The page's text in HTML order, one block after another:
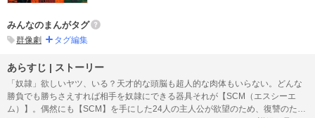
みんなのまんがタグ
群像劇 タグ編集
あらすじ | ストーリー
「奴隷」欲しいヤツ、いる？天才的な頭脳も超人的な肉体もいらない。どんな
勝負でも勝ちさえすれば相手を奴隷にできる器具それが【SCM（エスシーエ
ム）】。偶然にも【SCM】を手にした24人の主人公が欲望のため、復讐のた